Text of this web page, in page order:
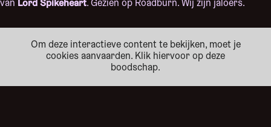
van
. Gezien op Roadburn. Wij zijn jaloers.